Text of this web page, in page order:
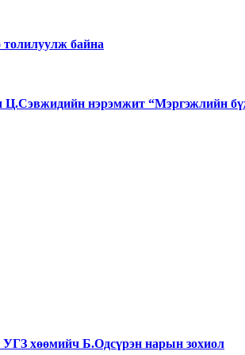
толилуулж байна
нэрэмжит “Мэргэжлийн
хөөмийч Б.Одсүрэн нарын зохиол